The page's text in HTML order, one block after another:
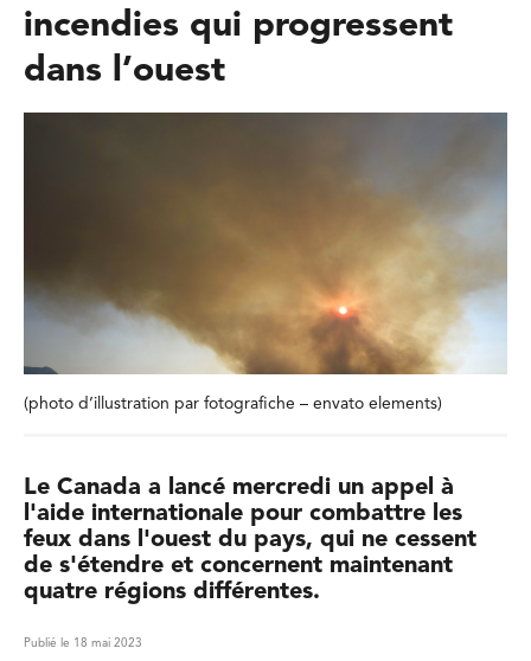
incendies qui progressent
dans l’ouest
(photo d’illustration par fotografiche – envato elements)
Le Canada a lancé mercredi un appel à
l'aide internationale pour combattre les
feux dans l'ouest du pays, qui ne cessent
de s'étendre et concernent maintenant
quatre régions différentes.
Publié le 18 mai 2023